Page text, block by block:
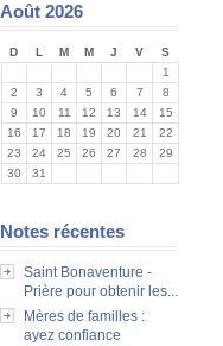
Août 2026
D L M M J V
S
1
2
3 4 5 6 7
8
9
10 11 12 13 14
15
16
17 18 19 20 21
22
23
24 25 26 27 28
29
30
31
Notes récentes
Saint Bonaventure -
Prière pour obtenir les...
Mères de familles :
ayez confiance